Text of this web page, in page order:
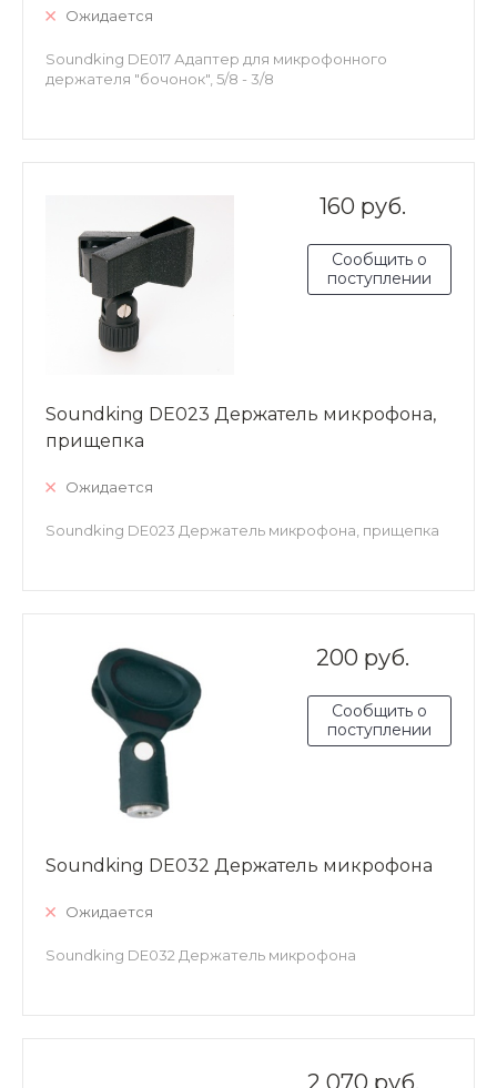
Ожидается
Soundking DE017 Адаптер для микрофонного
держателя "бочонок", 5/8 - 3/8
160 руб.
Сообщить о
поступлении
Soundking DE023 Держатель микрофона,
прищепка
Ожидается
Soundking DE023 Держатель микрофона, прищепка
200 руб.
Сообщить о
поступлении
Soundking DE032 Держатель микрофона
Ожидается
Soundking DE032 Держатель микрофона
2 070 руб.